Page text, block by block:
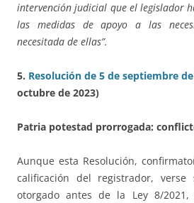
intervención judicial que el legislador
las medidas de apoyo a las
necesitada de ellas”.
5. Resolución de 5 de septiembre
octubre de 2023)
Patria potestad prorrogada:
Aunque esta Resolución,
calificación del registrador, verse
otorgado antes de la Ley 8/2021,